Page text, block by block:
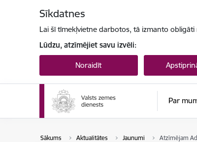
Sīkdatnes
Lai šī tīmekļvietne darbotos, tā izmanto
Lūdzu, atzīmējiet savu izvēli:
Noraidīt
Par
Sākums Aktualitātes Jaunumi Atzīmējam